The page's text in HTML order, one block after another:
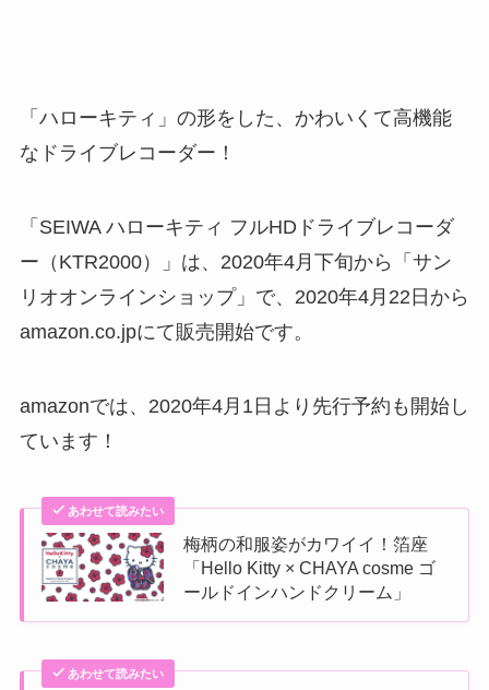
「ハローキティ」の形をした、かわいくて高機能
なドライブレコーダー！
「SEIWA ハローキティ フルHDドライブレコーダ
ー（KTR2000）」は、2020年4月下旬から「サン
リオオンラインショップ」で、2020年4月22日から
amazon.co.jpにて販売開始です。
amazonでは、2020年4月1日より先行予約も開始し
ています！
あわせて読みたい
梅柄の和服姿がカワイイ！箔座
「Hello Kitty × CHAYA cosme ゴ
ールドインハンドクリーム」
あわせて読みたい